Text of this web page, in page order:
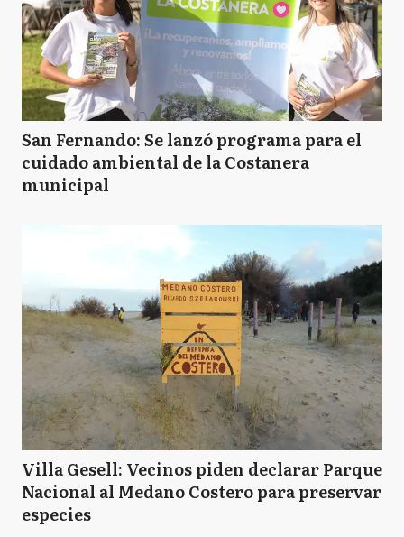
San Fernando: Se lanzó programa para el
cuidado ambiental de la Costanera
municipal
Villa Gesell: Vecinos piden declarar Parque
Nacional al Medano Costero para preservar
especies